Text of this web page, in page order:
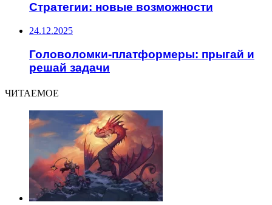
Стратегии: новые возможности
24.12.2025
Головоломки-платформеры: прыгай и
решай задачи
ЧИТАЕМОЕ